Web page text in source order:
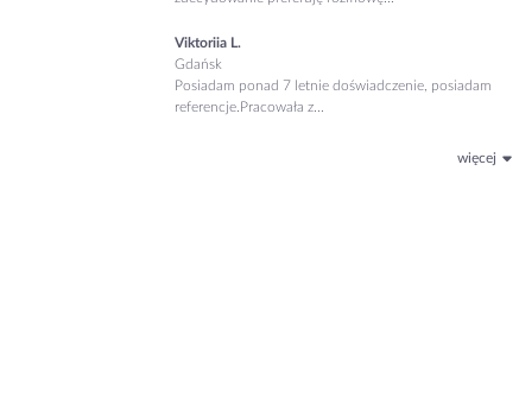
Viktoriia L.
Gdańsk
Posiadam ponad 7 letnie doświadczenie, posiadam
referencje.Pracowała z...
więcej